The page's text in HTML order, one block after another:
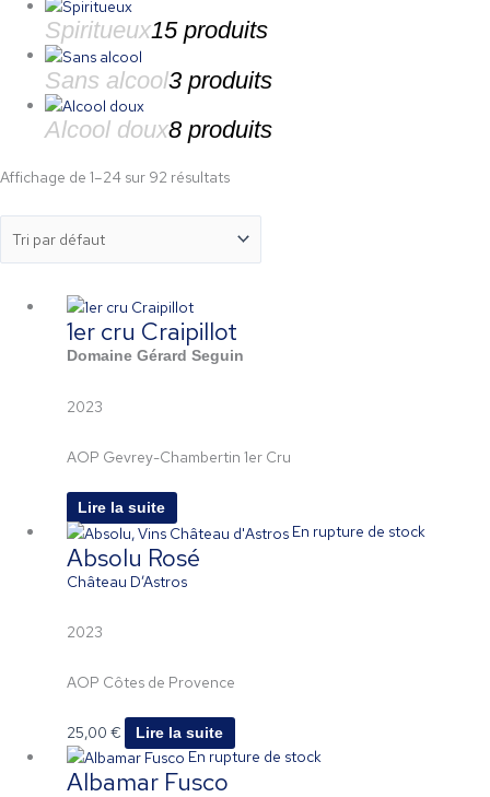
Spiritueux15 produits
Sans alcool3 produits
Alcool doux8 produits
Affichage de 1–24 sur 92 résultats
1er cru Craipillot
Domaine Gérard Seguin
2023
AOP Gevrey-Chambertin 1er Cru
Lire la suite
En rupture de stock
Absolu Rosé
Château D’Astros
2023
AOP Côtes de Provence
25,00€ Lire la suite
En rupture de stock
Albamar Fusco